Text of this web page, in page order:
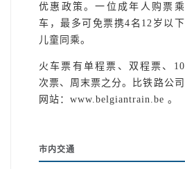
优惠政策。一位成年人购票乘
车，最多可免票携4名12岁以下
儿童同乘。
火车票有单程票、双程票、10
次票、周末票之分。比铁路公司
网站：www.belgiantrain.be 。
市内交通